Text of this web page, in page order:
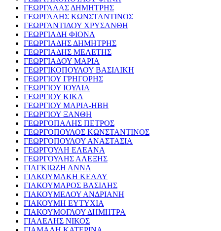
ΓΕΩΡΓΑΛΑΣ ΔΗΜΗΤΡΗΣ
ΓΕΩΡΓΑΛΗΣ ΚΩΝΣΤΑΝΤΙΝΟΣ
ΓΕΩΡΓΑΝΤΙΔΟΥ ΧΡΥΣΑΝΘΗ
ΓΕΩΡΓΙΑΔΗ ΦΙΟΝΑ
ΓΕΩΡΓΙΑΔΗΣ ΔΗΜΗΤΡΗΣ
ΓΕΩΡΓΙΑΔΗΣ ΜΕΛΕΤΗΣ
ΓΕΩΡΓΙΑΔΟΥ ΜΑΡΙΑ
ΓΕΩΡΓΙΚΟΠΟΥΛΟΥ ΒΑΣΙΛΙΚΗ
ΓΕΩΡΓΙΟΥ ΓΡΗΓΟΡΗΣ
ΓΕΩΡΓΙΟΥ ΙΟΥΛΙΑ
ΓΕΩΡΓΙΟΥ ΚΙΚΑ
ΓΕΩΡΓΙΟΥ ΜΑΡΙΑ-ΗΒΗ
ΓΕΩΡΓΙΟΥ ΞΑΝΘΗ
ΓΕΩΡΓΟΠΑΛΗΣ ΠΕΤΡΟΣ
ΓΕΩΡΓΟΠΟΥΛΟΣ ΚΩΝΣΤΑΝΤΙΝΟΣ
ΓΕΩΡΓΟΠΟΥΛΟΥ ΑΝΑΣΤΑΣΙΑ
ΓΕΩΡΓΟΥΛΗ ΕΛΕΑΝΑ
ΓΕΩΡΓΟΥΛΗΣ ΑΛΕΞΗΣ
ΓΙΑΓΚΙΩΖΗ ΑΝΝΑ
ΓΙΑΚΟΥΜΑΚΗ ΚΕΛΛΥ
ΓΙΑΚΟΥΜΑΡΟΣ ΒΑΣΙΛΗΣ
ΓΙΑΚΟΥΜΕΛΟΥ ΑΝΔΡΙΑΝΗ
ΓΙΑΚΟΥΜΗ ΕΥΤΥΧΙΑ
ΓΙΑΚΟΥΜΟΓΛΟΥ ΔΗΜΗΤΡΑ
ΓΙΑΛΕΛΗΣ ΝΙΚΟΣ